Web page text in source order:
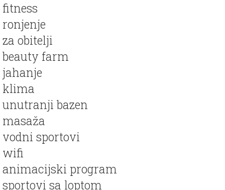
fitness
ronjenje
za obitelji
beauty farm
jahanje
klima
unutranji bazen
masaža
vodni sportovi
wifi
animacijski program
sportovi sa loptom